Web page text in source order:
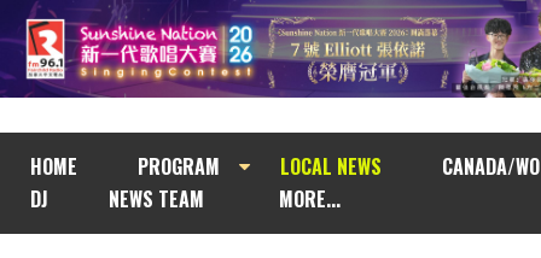
HOME PROGRAM LOCAL NEWS
CANADA/
DJ
NEWS TEAM MORE...